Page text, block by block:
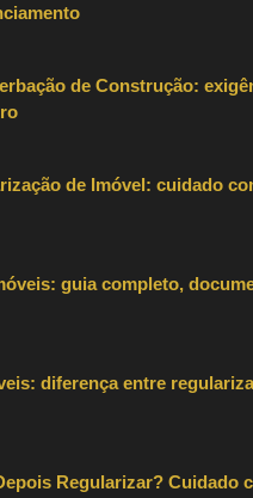
de Construção:
de Imóvel: cuidado
guia completo,
diferença entre
Regularizar? Cuidado